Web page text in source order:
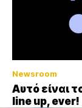
Newsroom
Αυτό είναι
line up, ever!